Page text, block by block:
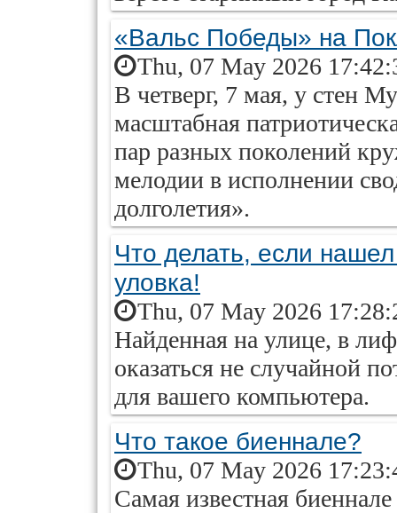
«Вальс Победы» на
Thu, 07 May 2026
В четверг, 7 мая, у стен
масштабная
пар разных поколений
мелодии в исполнении
долголетия».
Что делать, если
уловка!
Thu, 07 May 2026
Найденная на улице, в
оказаться не случайной
для вашего компьютера.
Что такое биеннале?
Thu, 07 May 2026
Самая известная